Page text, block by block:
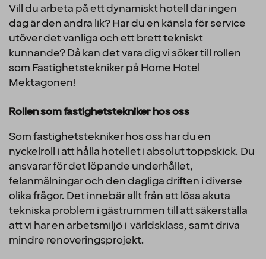
Vill du arbeta på ett dynamiskt hotell där ingen
dag är den andra lik? Har du en känsla för service
utöver det vanliga och ett brett tekniskt
kunnande? Då kan det vara dig vi söker till rollen
som Fastighetstekniker på Home Hotel
Mektagonen!
Rollen som fastighetstekniker hos oss
Som fastighetstekniker hos oss har du en
nyckelroll i att hålla hotellet i absolut toppskick. Du
ansvarar för det löpande underhållet,
felanmälningar och den dagliga driften i diverse
olika frågor. Det innebär allt från att lösa akuta
tekniska problem i gästrummen till att säkerställa
att vi har en arbetsmiljö i världsklass, samt driva
mindre renoveringsprojekt.